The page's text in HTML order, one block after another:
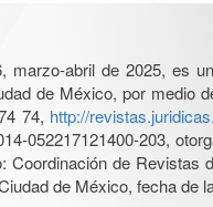
marzo-abril de 2025, es
de México, por medio
74, http://
052217121400-203,
Coordinación de
de México, fecha de